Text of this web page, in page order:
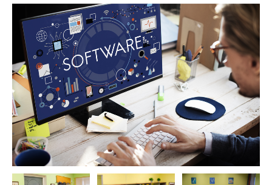
Seskupit v kombinaci s funkcí Subtotal a Suma Automatický přehled
Oddělit, vymazat automatický přehled Vložení, úprava a odstranění
automatických souhrnů (mezisoučtů)
Formátovat data jako TabulkuPřidání tabulce atributu Tabulka
Přidávání záznamů Využití ve vzorcích
Další možnosti filtrování a řazeníRozšířený filtr Filtrování dat v
tabulce pomocí průřezů Řazení sloupců
Ověření vstupních dat
Ochrana sešitů Zamknout list Zamknout sešit Povolit úpravy
oblastí Nastavení hesla sešitu
Zobrazit termíny kurzů